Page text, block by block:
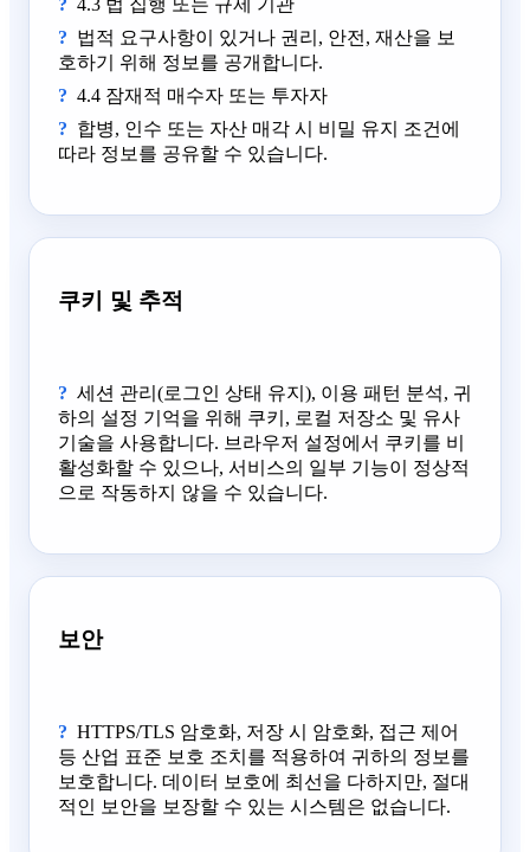
4.3 법 집행 또는 규제 기관
법적 요구사항이 있거나 권리, 안전, 재산을 보
호하기 위해 정보를 공개합니다.
4.4 잠재적 매수자 또는 투자자
합병, 인수 또는 자산 매각 시 비밀 유지 조건에
따라 정보를 공유할 수 있습니다.
쿠키 및 추적
세션 관리(로그인 상태 유지), 이용 패턴 분석, 귀
하의 설정 기억을 위해 쿠키, 로컬 저장소 및 유사
기술을 사용합니다. 브라우저 설정에서 쿠키를 비
활성화할 수 있으나, 서비스의 일부 기능이 정상적
으로 작동하지 않을 수 있습니다.
보안
HTTPS/TLS 암호화, 저장 시 암호화, 접근 제어
등 산업 표준 보호 조치를 적용하여 귀하의 정보를
보호합니다. 데이터 보호에 최선을 다하지만, 절대
적인 보안을 보장할 수 있는 시스템은 없습니다.